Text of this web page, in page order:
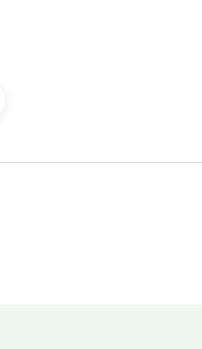
나면 인류는 아름다운 세
하는 새로운 시작이다.
마지막 단계의 사역인 것
고 땅의 가장 아름다운
못한 삶이다. 이것은 6천